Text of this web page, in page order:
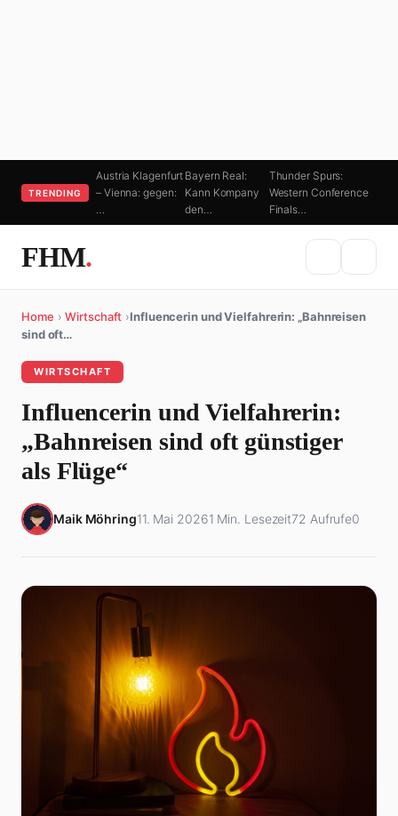
TRENDING
Austria Klagenfurt
– Vienna: gegen:
…
Bayern Real:
Kann Kompany
den…
Thunder Spurs:
Western Conference
Finals…
FHM.
Home › Wirtschaft ›Influencerin und Vielfahrerin: „Bahnreisen
sind oft…
WIRTSCHAFT
Influencerin und Vielfahrerin:
„Bahnreisen sind oft günstiger
als Flüge“
Maik Möhring11. Mai 20261 Min. Lesezeit72 Aufrufe0